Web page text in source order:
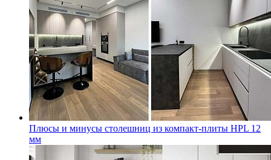
Плюсы и минусы столешниц из компакт-плиты HPL 12
мм